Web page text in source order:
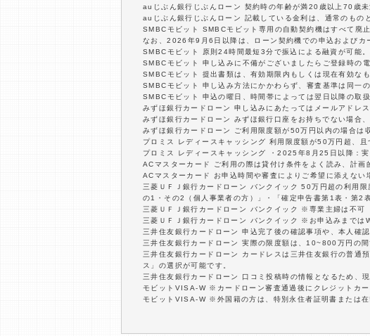
auじぶん銀行じぶんローン 契約時の年齢が満20歳以上70歳未
auじぶん銀行じぶんローン 記載している金利は、通常のもの
SMBCモビット SMBCモビット専用の自動契約機はすべて廃
なお、2026年9月6日以降は、ローン契約機での申込およびカ
SMBCモビット 原則24時間最短3分で振込による融資が可能
SMBCモビット 申し込みに不備がございましたらご登録時の
SMBCモビット 提出書類は、有効期限内もしくは現在有効な
SMBCモビット 申し込み方法にかかわらず、審査基準は同一
SMBCモビット 申込の曜日、時間帯によっては翌日以降の取
みずほ銀行カードローン 申し込みにあたってはメールアドレス
みずほ銀行カードローン みずほ銀行口座をお持ちでない場合
みずほ銀行カードローン ご利用限度額が50万円以内の場合は
プロミス レディースキャッシング 利用限度額が50万円超、
プロミス レディースキャッシング ・2025年8月25日以降：
ACマスターカード ご利用の際は貸付け条件をよく読み、計画
ACマスターカード お申込時間や審査によりご希望に添えない
三菱ＵＦＪ銀行カードローン バンクイック 50万円超の利用
の1・その2（個人事業者の方）」・「確定申告書第1表・第2
三菱ＵＦＪ銀行カードローン バンクイック ※専業主婦は不可
三菱ＵＦＪ銀行カードローン バンクイック ※お申込みまでは
三井住友銀行カードローン 申込完了後の確認事項や、本人確
三井住友銀行カードローン 実際の限度額は、10~800万円の
三井住友銀行カードローン カードレスは三井住友銀行の普通
ス」の選択が可能です。
三井住友銀行カードローン 口コミ投稿時の情報となるため、
モビットVISA-W ※カードローン審査通過後にクレジットカー
モビットVISA-W ※外国籍の方は、特別永住者証明書または在